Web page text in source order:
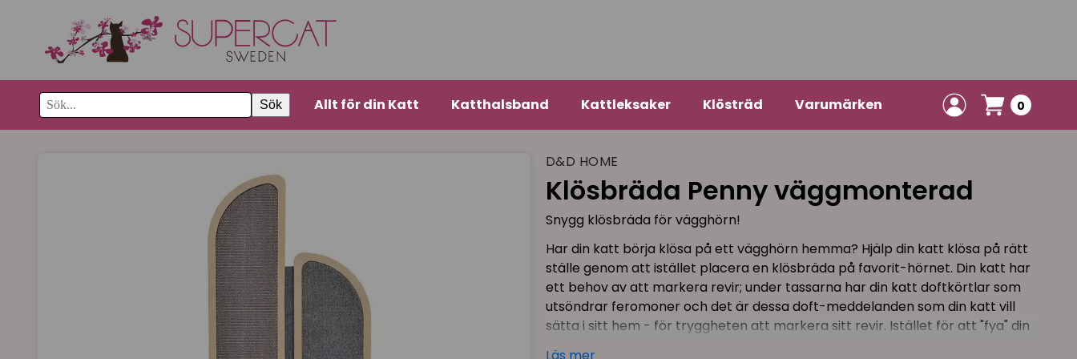
Sök Allt för din Katt Katthalsband Kattleksaker Klösträd Varumärken 0
D&D HOME
Klösbräda Penny väggmonterad
Snygg klösbräda för vägghörn!
Har din katt börja klösa på ett vägghörn hemma? Hjälp din katt klösa på rätt
ställe genom att istället placera en klösbräda på favorit-hörnet. Din katt har
ett behov av att markera revir; under tassarna har din katt doftkörtlar som
utsöndrar feromoner och det är dessa doft-meddelanden som din katt vill
sätta i sitt hem - för tryggheten att markera sitt revir. Istället för att "fya" din